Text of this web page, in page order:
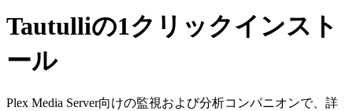
Tautulliの1クリックインスト
ール
Plex Media Server向けの監視および分析コンパニオンで、詳